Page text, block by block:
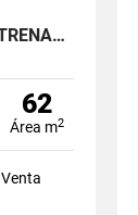
SE VENDE APARTAMENTO PARA ESTRENAR EN RESTREPO ANTONIO NARIÑO
62
Área m2
Venta